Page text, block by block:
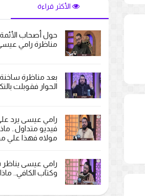
الأكثر قراءة
حول أصحاب الأئمة
مناظرة رامي
بعد مناظرة
الحوار فقوبلت
رامي عيسى يرد
فيديو متداول..
مولاه فهذا علي
رامي عيسى يناظر
وكتاب الكافي..